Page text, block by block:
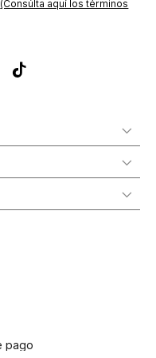
(Consúlta aquí los términos